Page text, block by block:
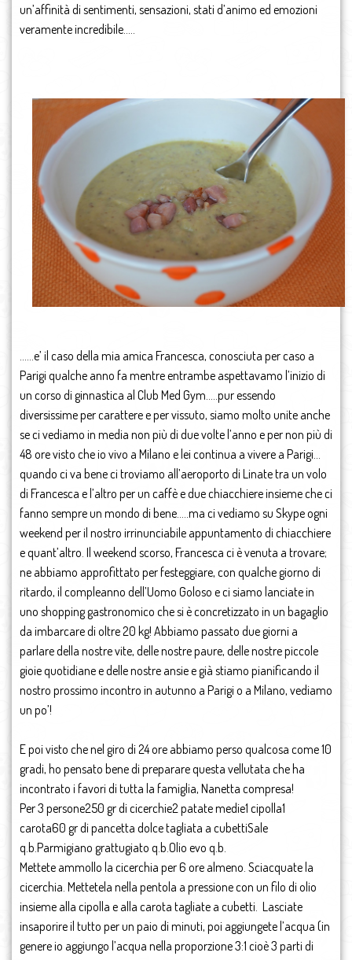
un’affinità di sentimenti, sensazioni, stati d’animo ed emozioni
veramente incredibile…..
……e’ il caso della mia amica Francesca, conosciuta per caso a
Parigi qualche anno fa mentre entrambe aspettavamo l’inizio di
un corso di ginnastica al Club Med Gym…..pur essendo
diversissime per carattere e per vissuto, siamo molto unite anche
se ci vediamo in media non più di due volte l’anno e per non più di
48 ore visto che io vivo a Milano e lei continua a vivere a Parigi…
quando ci va bene ci troviamo all’aeroporto di Linate tra un volo
di Francesca e l’altro per un caffè e due chiacchiere insieme che ci
fanno sempre un mondo di bene…..ma ci vediamo su Skype ogni
weekend per il nostro irrinunciabile appuntamento di chiacchiere
e quant’altro. Il weekend scorso, Francesca ci è venuta a trovare;
ne abbiamo approfittato per festeggiare, con qualche giorno di
ritardo, il compleanno dell’Uomo Goloso e ci siamo lanciate in
uno shopping gastronomico che si è concretizzato in un bagaglio
da imbarcare di oltre 20 kg! Abbiamo passato due giorni a
parlare della nostre vite, delle nostre paure, delle nostre piccole
gioie quotidiane e delle nostre ansie e già stiamo pianificando il
nostro prossimo incontro in autunno a Parigi o a Milano, vediamo
un po’!
E poi visto che nel giro di 24 ore abbiamo perso qualcosa come 10
gradi, ho pensato bene di preparare questa vellutata che ha
incontrato i favori di tutta la famiglia, Nanetta compresa!
Per 3 persone250 gr di cicerchie2 patate medie1 cipolla1
carota60 gr di pancetta dolce tagliata a cubettiSale
q.b.Parmigiano grattugiato q.b.Olio evo q.b.
Mettete ammollo la cicerchia per 6 ore almeno. Sciacquate la
cicerchia. Mettetela nella pentola a pressione con un filo di olio
insieme alla cipolla e alla carota tagliate a cubetti. Lasciate
insaporire il tutto per un paio di minuti, poi aggiungete l’acqua (in
genere io aggiungo l’acqua nella proporzione 3:1 cioè 3 parti di